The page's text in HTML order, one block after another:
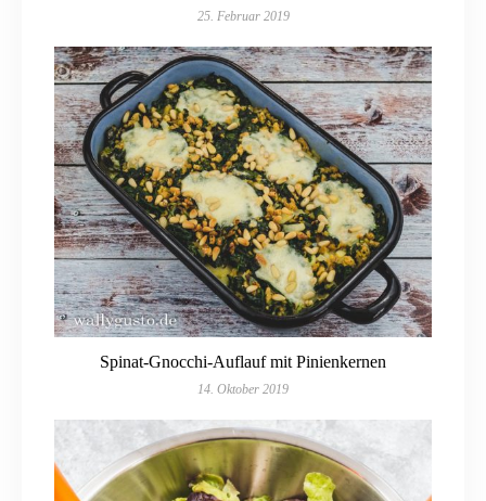
25. Februar 2019
Spinat-Gnocchi-Auflauf mit Pinienkernen
14. Oktober 2019